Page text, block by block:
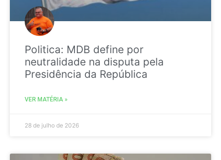
Politica: MDB define por
neutralidade na disputa pela
Presidência da República
VER MATÉRIA »
28 de julho de 2026